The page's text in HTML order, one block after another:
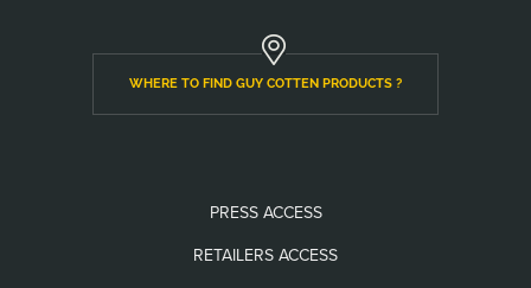
WHERE TO FIND GUY COTTEN PRODUCTS ?
PRESS ACCESS
RETAILERS ACCESS